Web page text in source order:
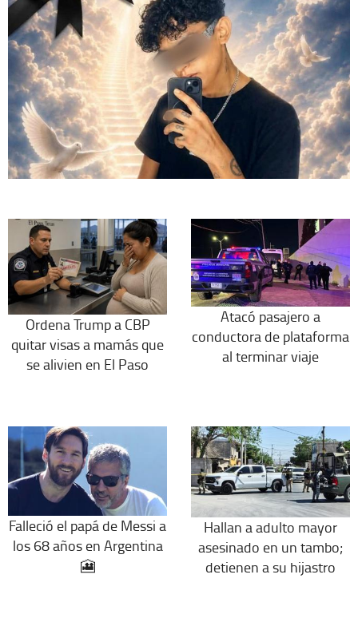
Ordena Trump a CBP
quitar visas a mamás que
se alivien en El Paso
Atacó pasajero a
conductora de plataforma
al terminar viaje
Falleció el papá de Messi a
los 68 años en Argentina
🎦
Hallan a adulto mayor
asesinado en un tambo;
detienen a su hijastro